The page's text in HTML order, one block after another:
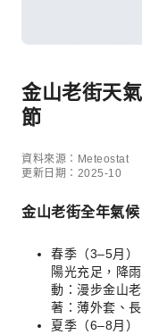
金山老街天
節
資料來源：Meteostat
更新日期：2025-10
金山老街全年氣候
春季（3–5月）
陽光充足，降
動：漫步金山
著：薄外套、
夏季（6–8月